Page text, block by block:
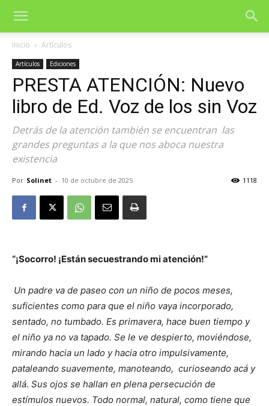
Inicio Artículos
Artículos Ediciones
PRESTA ATENCIÓN: Nuevo
libro de Ed. Voz de los sin Voz
Detrás de la atención también se encuentran las
grandes preguntas a la que nos aboca nuestra
existencia
Por Solinet - 10 de octubre de 2025 1118
“¡Socorro! ¡Están secuestrando mi atención!”
Un padre va de paseo con un niño de pocos meses,
suficientes como para que el niño vaya incorporado,
sentado, no tumbado. Es primavera, hace buen tiempo y
el niño ya no va tapado. Se le ve despierto, moviéndose,
mirando hacia un lado y hacia otro impulsivamente,
pataleando suavemente, manoteando, curioseando acá y
allá. Sus ojos se hallan en plena persecución de
estímulos nuevos. Todo normal, natural, como tiene que